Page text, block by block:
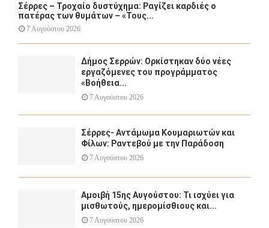
Σέρρες – Τροχαίο δυστύχημα: Ραγίζει καρδιές ο
πατέρας των θυμάτων – «Τους...
7 Αυγούστου 2026
Δήμος Σερρών: Ορκίστηκαν δύο νέες
εργαζόμενες του προγράμματος
«Βοήθεια...
7 Αυγούστου 2026
Σέρρες- Αντάμωμα Κουμαριωτών και
Φίλων: Ραντεβού με την Παράδοση
7 Αυγούστου 2026
Αμοιβή 15ης Αυγούστου: Τι ισχύει για
μισθωτούς, ημερομίσθιους και...
7 Αυγούστου 2026